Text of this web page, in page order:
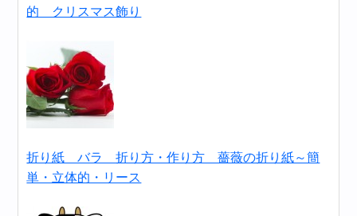
的 クリスマス飾り
折り紙 バラ 折り方・作り方 薔薇の折り紙～簡
単・立体的・リース